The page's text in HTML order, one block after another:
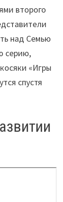
второго
над Семью
серию,
«Игры
спустя